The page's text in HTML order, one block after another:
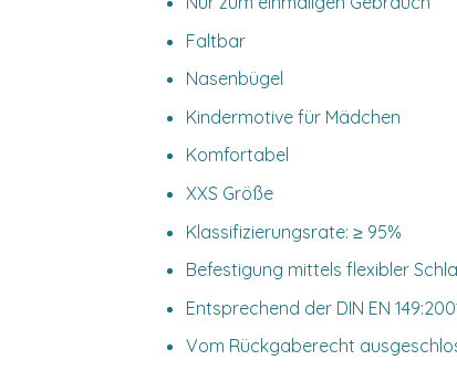
Faltbar
Nasenbügel
Kindermotive für Mädchen
Komfortabel
XXS Größe
Klassifizierungsrate: ≥ 95%
Befestigung mittels flexibler
Entsprechend der DIN EN
Vom Rückgaberecht